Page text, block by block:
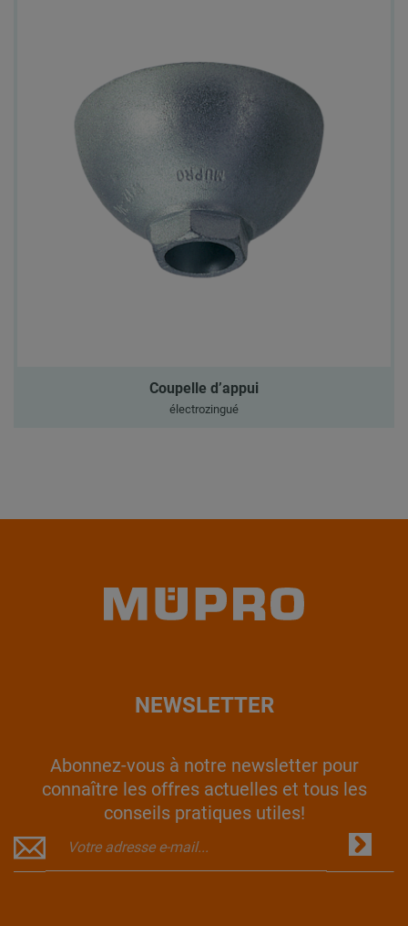
Coupelle d’appui
électrozingué
NEWSLETTER
Abonnez-vous à notre newsletter pour
connaître les offres actuelles et tous les
conseils pratiques utiles!